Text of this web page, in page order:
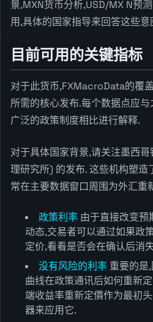
景,MXN货币分析,USD/MX N预
用,具体的国家指导来回答这些意
目前可用的关键指标
对于此货币,FXMacroData的覆
所需的核心发布.每个数据点应
广泛的政策制度相比进行解释.
对于具体国家背景,请关注墨西
理研究所) 的发布. 这些机构塑
常在主要数据窗口周围为外汇重
政策利率 由于直接改变预
动态,交易者可以通过如果政
定价,看看是否会在确认后消
没有风险的利率 重要的是
曲线在政策通讯后如何重新
端收益率重新定價作为最初
器来应用它.